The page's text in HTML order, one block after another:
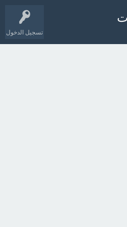
تسجيل الدخول